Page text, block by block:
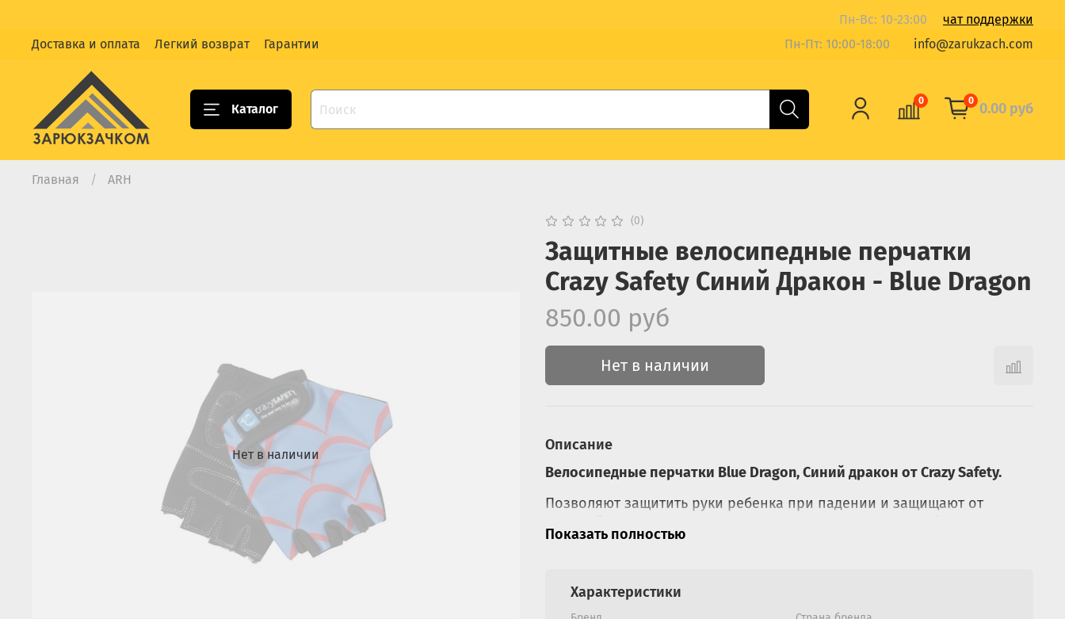
Пн-Вс: 10-23:00
чат поддержки
Доставка и оплата
Легкий возврат Гарантии Пн-Пт: 10:00-18:00 info@zarukzach.com
Каталог
0 0 0.00 руб
Главная ARH
Нет в наличии
(0)
Защитные велосипедные перчатки
Crazy Safety Синий Дракон - Blue Dragon
850.00 руб
Нет в наличии
Описание
Велосипедные перчатки Blue Dragon, Синий дракон от Crazy Safety.
Позволяют защитить руки ребенка при падении и защищают от
Кроме того, обеспечивают хорошее сцепление с резиновыми
Показать полностью
Характеристики